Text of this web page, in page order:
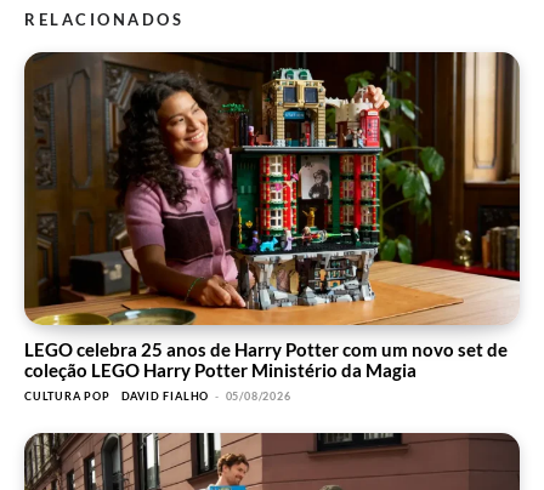
RELACIONADOS
LEGO celebra 25 anos de Harry Potter com um novo set de
coleção LEGO Harry Potter Ministério da Magia
CULTURA POP DAVID FIALHO - 05/08/2026